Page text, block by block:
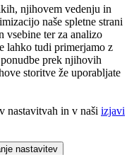
njihovem vedenju in
naše spletne strani
vsebine ter za analizo
lahko tudi primerjamo z
prek njihovih
storitve že uporabljate
nastavitvah in v naši izjavi
nastavitev